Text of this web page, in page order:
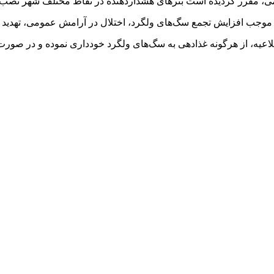
افزایش تجمع سگ‌های ولگرد، اختلال در آرامش عمومی،
از هرگونه غذادهی به سگ‌های ولگرد خودداری نموده و در